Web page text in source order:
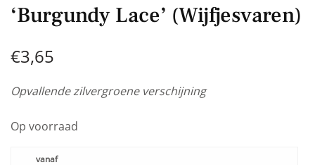
‘Burgundy Lace’ (Wijfjesvaren)
€3,65
Opvallende zilvergroene verschijning
Op voorraad